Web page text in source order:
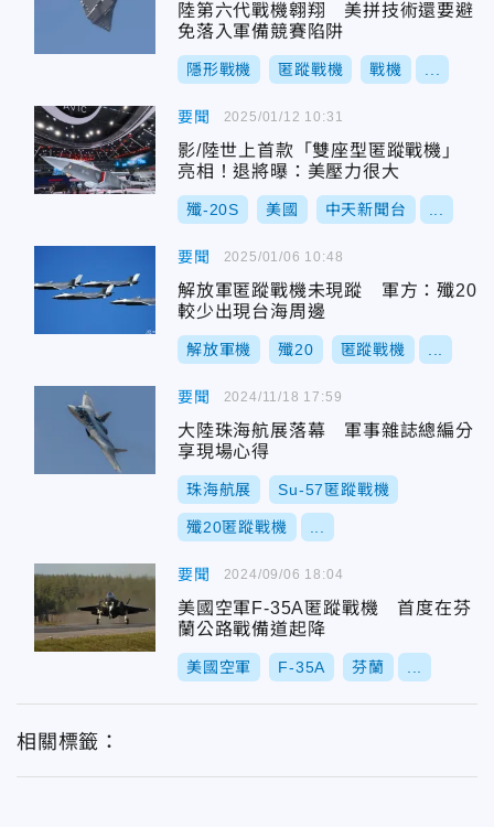
陸第六代戰機翱翔 美拼技術還要避
免落入軍備競賽陷阱
隱形戰機 匿蹤戰機 戰機
要聞
影/陸世上首款「雙座型匿蹤戰機」
亮相！退將曝：美壓力很大
殲-20S 美國 中天新聞台
2025/01/12 10:31
要聞
解放軍匿蹤戰機未現蹤 軍方：殲20
較少出現台海周邊
解放軍機 殲20 匿蹤戰機
2025/01/06 10:48
要聞
大陸珠海航展落幕 軍事雜誌總編分
享現場心得
珠海航展 Su-57匿蹤戰機
殲20匿蹤戰機
2024/11/18 17:59
要聞
美國空軍F-35A匿蹤戰機 首度在芬
蘭公路戰備道起降
美國空軍 F-35A 芬蘭
2024/09/06 18:04
相關標籤：